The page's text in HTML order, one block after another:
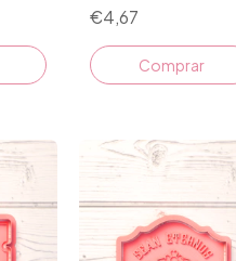
€4,67
Comprar